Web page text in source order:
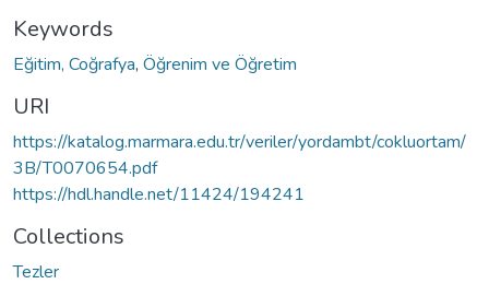
Keywords
Eğitim, Coğrafya, Öğrenim ve Öğretim
URI
https://katalog.marmara.edu.tr/veriler/yordambt/cokluortam/
3B/T0070654.pdf
https://hdl.handle.net/11424/194241
Collections
Tezler